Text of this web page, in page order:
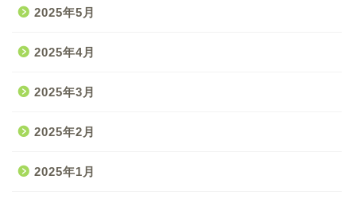
2025年5月
2025年4月
2025年3月
2025年2月
2025年1月